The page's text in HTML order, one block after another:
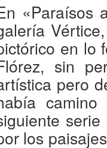
«Paraísos
en lo
sin
pero
los